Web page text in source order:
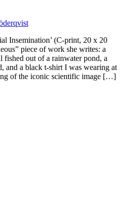
Insemination’ (C-print, 20 x 20
piece of work she writes: a
fished out of a rainwater pond, a
and a black t-shirt I was wearing at
of the iconic scientific image […]